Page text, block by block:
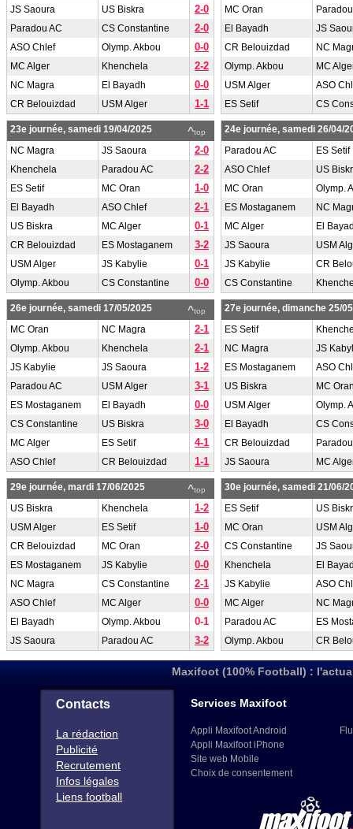
JS Saoura US Biskra 2-0
Paradou AC CS Constantine 2-0
ASO Chlef Olymp. Akbou 0-0
MC Alger Khenchela 2-2
NC Magra El Bayadh 0-0
CR Belouizdad USM Alger 1-1
MC Oran
El Bayadh
JS
CR Belouizdad
NC
Olymp. Akbou
MC
USM Alger
ASO
ES Setif
CS
^top
23e journée, samedi 19/04/2025
NC Magra
JS Saoura 2-0
Khenchela Paradou AC 2-2
ES Setif MC Oran 1-0
El Bayadh ASO Chlef 2-1
US Biskra MC Alger 0-1
CR Belouizdad ES Mostaganem 3-2
USM Alger JS Kabylie 0-1
Olymp. Akbou CS Constantine 0-0
24e journée, samedi 26/04/
Paradou AC
ES Setif
ASO Chlef
US
MC Oran
Olymp.
ES Mostaganem
NC
MC Alger
El
JS Saoura
USM
JS Kabylie
CR
CS Constantine
^top
26e journée, samedi 17/05/2025
MC Oran
NC Magra 2-1
Olymp. Akbou Khenchela 2-1
JS Kabylie JS Saoura 1-2
Paradou AC USM Alger 3-1
ES Mostaganem El Bayadh 0-0
CS Constantine US Biskra 3-0
MC Alger ES Setif 4-1
ASO Chlef CR Belouizdad 1-1
27e journée, dimanche 25/
ES Setif
NC Magra
JS
ES Mostaganem
ASO
US Biskra
MC
USM Alger
Olymp.
El Bayadh
CS
CR Belouizdad
JS Saoura
MC
^top
29e journée, mardi 17/06/2025
US Biskra
Khenchela 1-2
USM Alger ES Setif 1-0
CR Belouizdad MC Oran 2-0
ES Mostaganem JS Kabylie 0-0
NC Magra CS Constantine 2-1
ASO Chlef MC Alger 0-0
El Bayadh Olymp. Akbou 0-1
JS Saoura Paradou AC 3-2
30e journée, samedi 21/06/
ES Setif
US
MC Oran
USM
CS Constantine
JS
Khenchela
El
JS Kabylie
ASO
MC Alger
NC
Paradou AC
ES
Olymp. Akbou
CR
Maxifoot (100% Football) :
Contacts
La rédaction
Publicité
Recrutement
Infos légales
Liens football
Services Maxifoot
Appli Maxifoot Android
Appli Maxifoot iPhone
Site web Mobile
Choix de consentement